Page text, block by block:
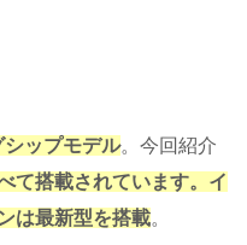
ップモデル。今回紹介
て搭載されています。イ
は最新型を搭載。